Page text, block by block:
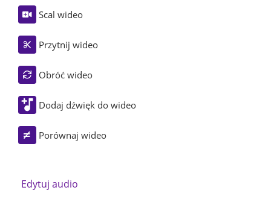
Scal wideo
Przytnij wideo
Obróć wideo
Dodaj dźwięk do wideo
Porównaj wideo
Edytuj audio